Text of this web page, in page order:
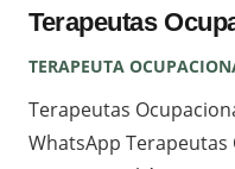
Terapeutas
TERAPEUTA
Terapeutas
WhatsApp Terapeutas